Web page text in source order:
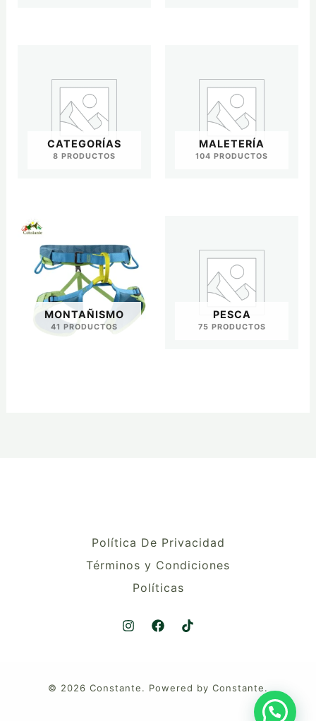
CATEGORÍAS
8 PRODUCTOS
MALETERÍA
104 PRODUCTOS
MONTAÑISMO
41 PRODUCTOS
PESCA
75 PRODUCTOS
Política De Privacidad
Términos y Condiciones
Políticas
© 2026 Constante. Powered by Constante.